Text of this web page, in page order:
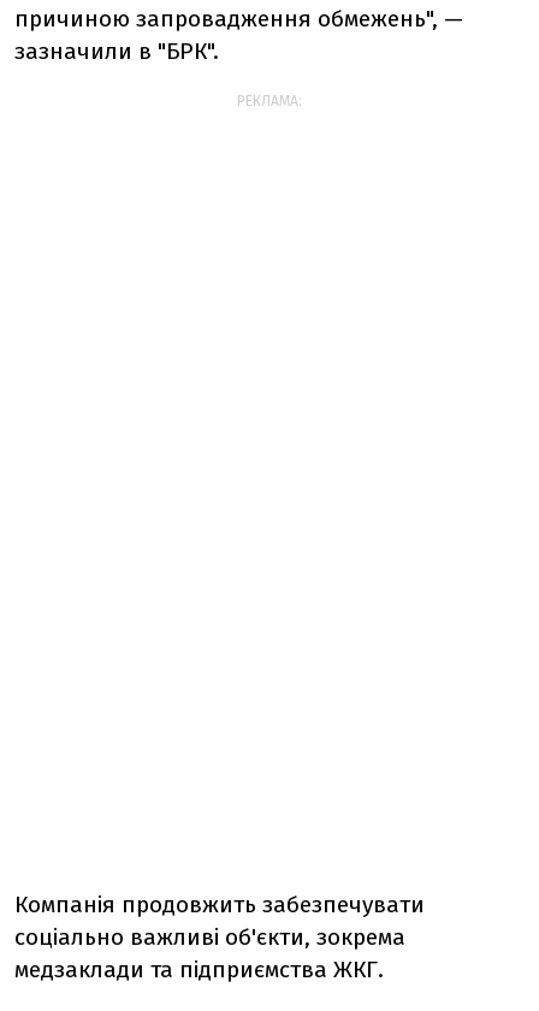
причиною запровадження обмежень", —
зазначили в "БРК".
РЕКЛАМА:
Компанія продовжить забезпечувати
соціально важливі об'єкти, зокрема
медзаклади та підприємства ЖКГ.